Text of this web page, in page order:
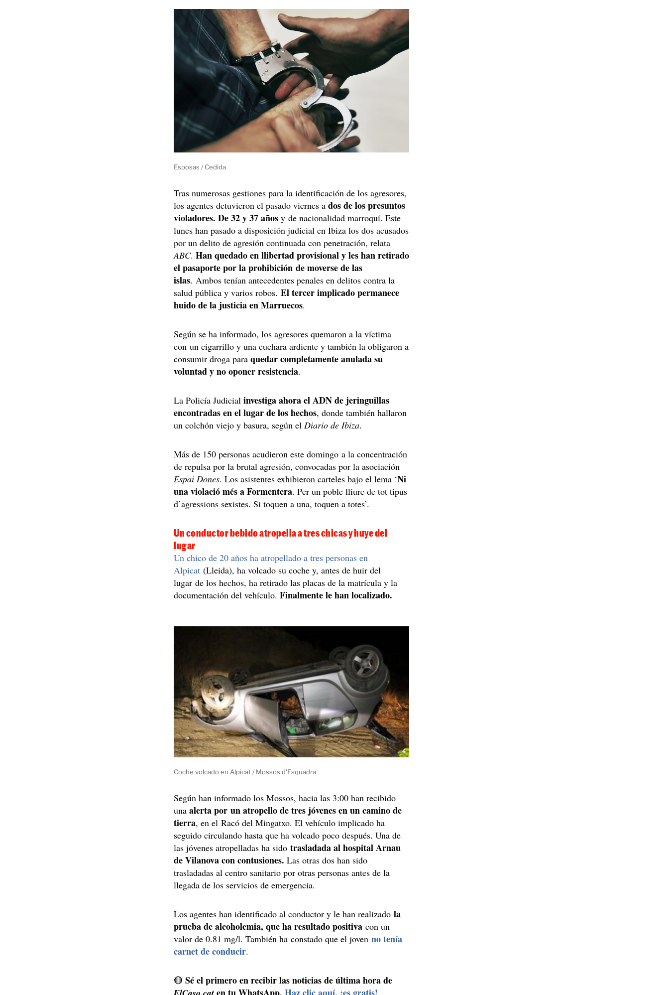
Esposas / Cedida
Tras numerosas gestiones para la identificación de los agresores,
los agentes detuvieron el pasado viernes ados de los presuntos
violadores. De 32 y 37 añosy de nacionalidad marroquí. Este
lunes han pasado a disposición judicial en Ibiza los dos acusados
por un delito de agresión continuada con penetración, relata
ABC.Han quedado en llibertad provisional y les han retirado
el pasaporte por la prohibición de moverse de las
islas. Ambos tenían antecedentes penales en delitos contra la
salud pública y varios robos.El tercer implicado permanece
huido de la justicia en Marruecos.
Según se ha informado, los agresores quemaron a la víctima
con un cigarrillo y una cuchara ardiente y también la obligaron a
consumir droga paraquedar completamente anulada su
voluntad y no oponer resistencia.
La Policía Judicialinvestiga ahora el ADN de jeringuillas
encontradas en el lugar de los hechos, donde también hallaron
un colchón viejo y basura, según el Diario de Ibiza.
Más de 150 personas acudieron este domingo a la concentración
de repulsa por la brutal agresión, convocadas por la asociación
Espai Dones. Los asistentes exhibieron carteles bajo el lema ‘Ni
una violació més a Formentera. Per un poble lliure de tot tipus
d’agressions sexistes. Si toquen a una, toquen a totes’.
Un conductor bebido atropella a tres chicas y huye del
lugar
Un chico de 20 años ha atropellado a tres personas en
Alpicat (Lleida), ha volcado su coche y, antes de huir del
lugar de los hechos, ha retirado las placas de la matrícula y la
documentación del vehículo.Finalmente le han localizado.
Coche volcado en Alpicat / Mossos d'Esquadra
Según han informado los Mossos, hacia las 3:00 han recibido
unaalerta por un atropello de tres jóvenes en un camino de
tierra, en el Racó del Mingatxo. El vehículo implicado ha
seguido circulando hasta que ha volcado poco después. Una de
las jóvenes atropelladas ha sidotrasladada al hospital Arnau
de Vilanova con contusiones.Las otras dos han sido
trasladadas al centro sanitario por otras personas antes de la
llegada de los servicios de emergencia.
Los agentes han identificado al conductor y le han realizadola
prueba de alcoholemia, que ha resultado positiva con un
valor de 0.81 mg/l. También ha constado que el joven no tenía
carnet de conducir.
🔴Sé el primero en recibir las noticias de última hora de
en tu WhatsApp.Haz clic aquí, ¡es gratis!